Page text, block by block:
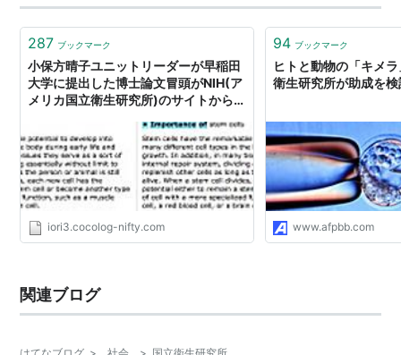
また、研究者た…
287 ブックマーク
小保方晴子ユニットリーダーが早稲田
大学に提出した博士論文冒頭がNIH(ア
メリカ国立衛生研究所)のサイトからの
漢日乗
iori3.cocolog-nifty.com
94 ブックマーク
ヒトと動物の「キメ
衛生研究所が助成を
www.afpbb.com
関連ブログ